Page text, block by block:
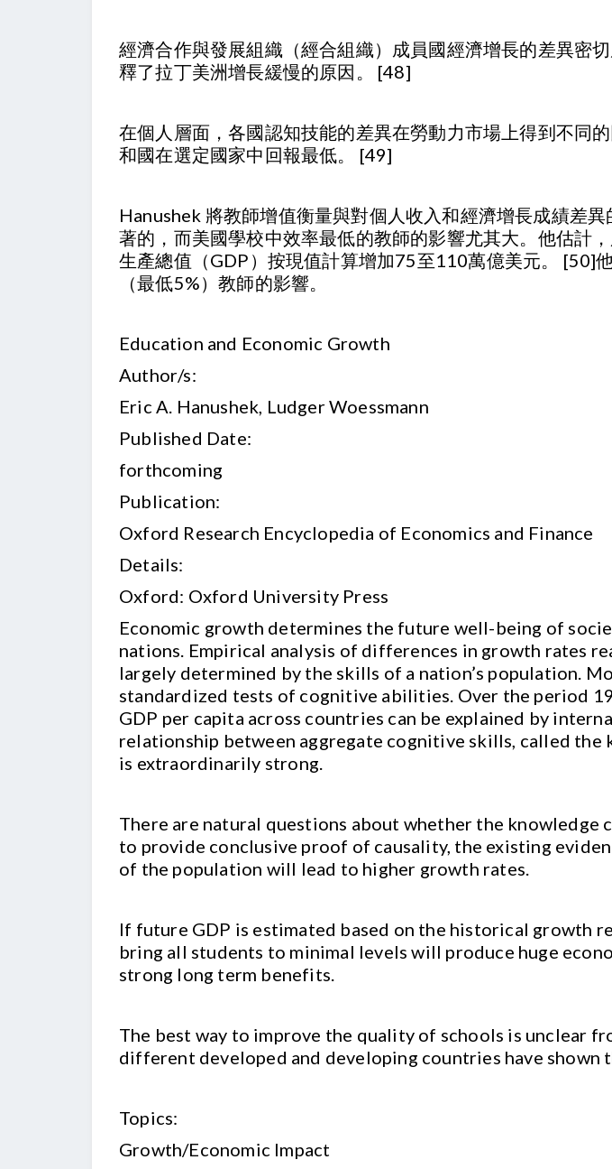
經濟合作與發展組織（經合組織）成員國經濟增長的差異密
釋了拉丁美洲增長緩慢的原因。 [48]
在個人層面，各國認知技能的差異在勞動力市場上得到不同
和國在選定國家中回報最低。 [49]
Hanushek 將教師增值衡量與對個人收入和經濟增長成績差
著的，而美國學校中效率最低的教師的影響尤其大。他估計
生產總值（GDP）按現值計算增加75至110萬億美元。 [50]
（最低5%）教師的影響。
Education and Economic Growth
Author/s:
Eric A. Hanushek, Ludger Woessmann
Published Date:
forthcoming
Publication:
Oxford Research Encyclopedia of Economics and Finance
Details:
Oxford: Oxford University Press
Economic growth determines the future well-being of
nations. Empirical analysis of differences in growth rates
largely determined by the skills of a nation’s population.
standardized tests of cognitive abilities. Over the period
GDP per capita across countries can be explained by
relationship between aggregate cognitive skills, called
is extraordinarily strong.
There are natural questions about whether the
to provide conclusive proof of causality, the existing
of the population will lead to higher growth rates.
If future GDP is estimated based on the historical growth
bring all students to minimal levels will produce huge
strong long term benefits.
The best way to improve the quality of schools is unclear
different developed and developing countries have shown
Topics:
Growth/Economic Impact